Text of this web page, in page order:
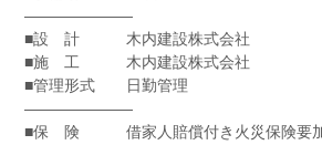
―――――――
■設 計 木内建設株式会社
■施 工 木内建設株式会社
■管理形式 日勤管理
―――――――
■保 険 借家人賠償付き火災保険要